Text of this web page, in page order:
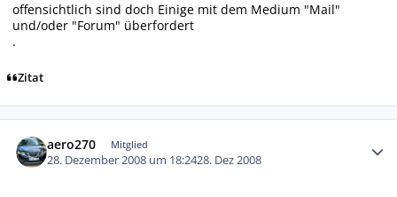
offensichtlich sind doch Einige mit dem Medium "Mail"
und/oder "Forum" überfordert
.
Zitat
aero270 Mitglied
28. Dezember 2008 um 18:2428. Dez 2008